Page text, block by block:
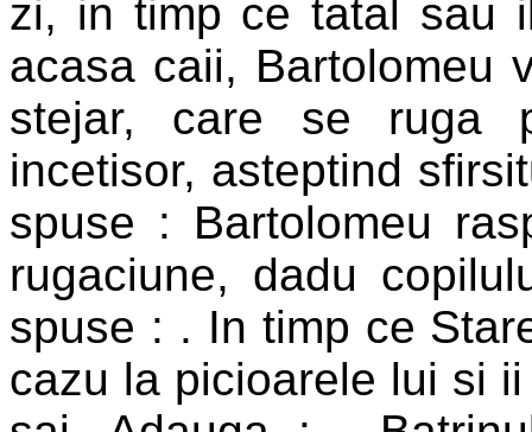
zi, in timp ce tatal sau
acasa caii, Bartolomeu
stejar, care se ruga
incetisor, asteptind
spuse : Bartolomeu
rugaciune, dadu
spuse : . In timp ce
cazu la picioarele lui si